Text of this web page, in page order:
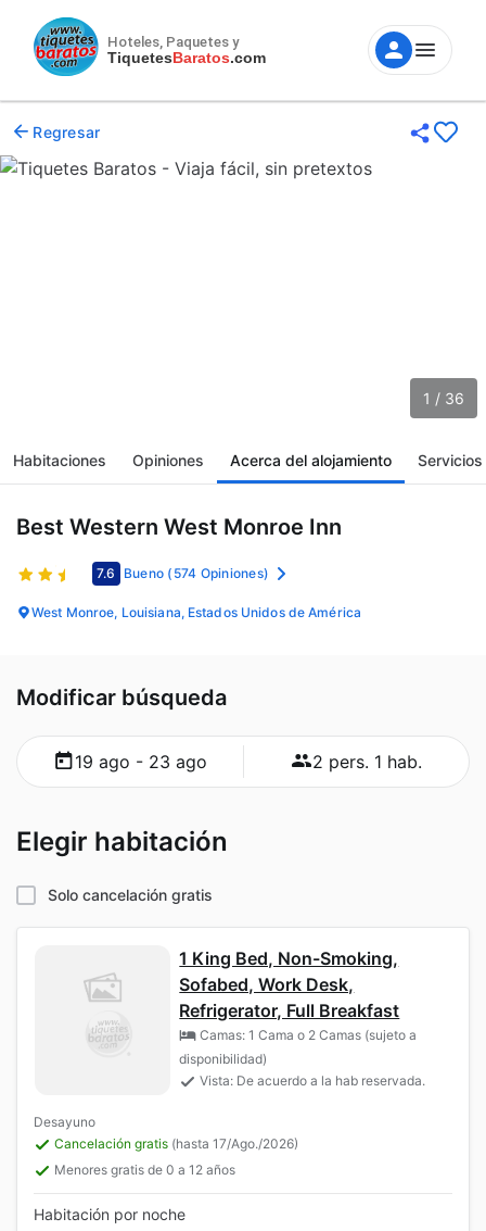
Hoteles, Paquetes y
TiquetesBaratos.com
Regresar
1 / 36
Habitaciones Opiniones Acerca del alojamiento Servicios
Best Western West Monroe Inn
7.6 Bueno (574 Opiniones)
West Monroe, Louisiana, Estados Unidos de América
Modificar búsqueda
19 ago - 23 ago 2 pers. 1 hab.
Elegir habitación
Solo cancelación gratis
1 King Bed, Non-Smoking,
Sofabed, Work Desk,
Refrigerator, Full Breakfast
Camas: 1 Cama o 2 Camas (sujeto a
disponibilidad)
Vista: De acuerdo a la hab reservada.
Desayuno
Cancelación gratis (hasta 17/Ago./2026)
Menores gratis de 0 a 12 años
Habitación por noche